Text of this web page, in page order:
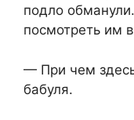
подло
посмотреть им
— При чем
бабуля.